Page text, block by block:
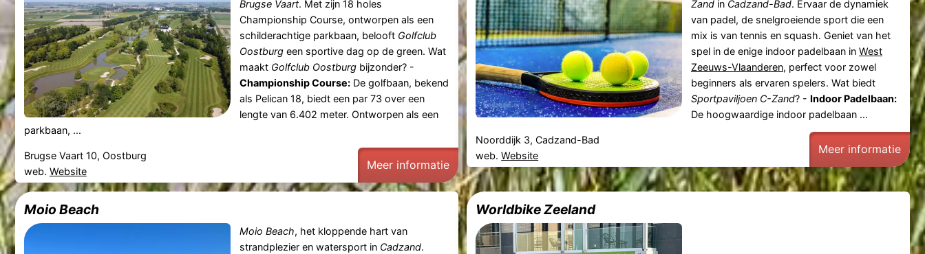
Brugse Vaart. Met zijn 18 holes
Championship Course, ontworpen als een
schilderachtige parkbaan, belooft Golfclub
Oostburgeen sportive dag op de green. Wat
maakt Golfclub Oostburgbijzonder? -
Championship Course:De golfbaan, bekend
als Pelican 18, biedt een par 73 over een
lengte van 6.402 meter. Ontworpen als een
parkbaan, ...
Brugse Vaart 10, Oostburg
web. Website Meer informatie
Zandin Cadzand-Bad. Ervaar de dynamiek
van padel, de snelgroeiende sport die een
mix is van tennis en squash. Geniet van het
spel in de enige indoor padelbaan in West
Zeeuws-Vlaanderen, perfect voor zowel
beginners als ervaren spelers. Wat biedt
Sportpaviljoen C-Zand? - Indoor Padelbaan:
De hoogwaardige indoor padelbaan ...
Noorddijk 3, Cadzand-Bad
web.Website Meer informatie
Moio Beach
Moio Beach, het kloppende hart van
strandplezier en watersport in Cadzand.
Worldbike Zeeland